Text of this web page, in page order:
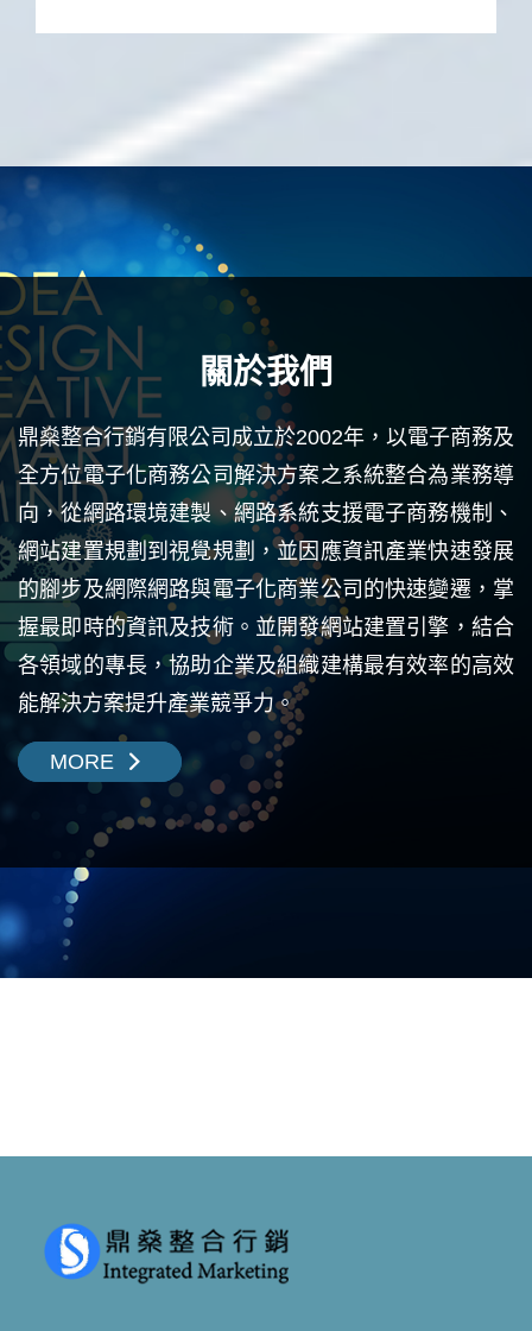
關於我們
鼎燊整合行銷有限公司成立於2002年，以電子商務及
全方位電子化商務公司解決方案之系統整合為業務導
向，從網路環境建製、網路系統支援電子商務機制、
網站建置規劃到視覺規劃，並因應資訊產業快速發展
的腳步及網際網路與電子化商業公司的快速變遷，掌
握最即時的資訊及技術。並開發網站建置引擎，結合
各領域的專長，協助企業及組織建構最有效率的高效
能解決方案提升產業競爭力。
MORE